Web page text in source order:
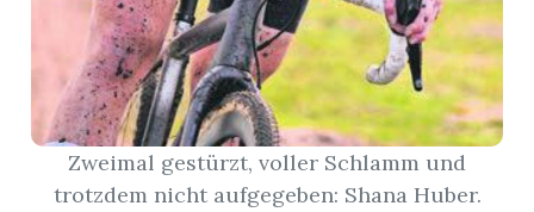
Zweimal gestürzt, voller Schlamm und
trotzdem nicht aufgegeben: Shana Huber.